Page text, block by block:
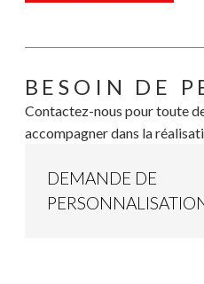
BESOIN DE
Contactez-nous pour toute
accompagner dans la
DEMANDE DE